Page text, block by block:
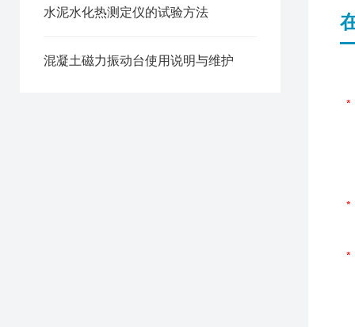
水泥水化热测定仪的试验方法
混凝土磁力振动台使用说明与维护